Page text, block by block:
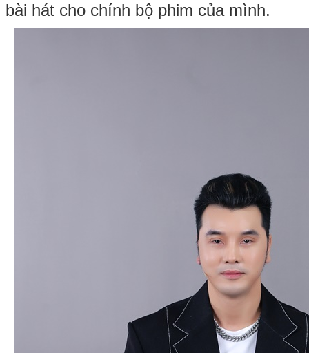
bài hát cho chính bộ phim của mình.